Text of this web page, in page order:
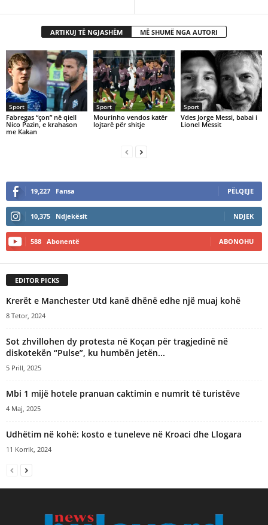
ARTIKUJ TË NGJASHËM MË SHUMË NGA AUTORI
Sport
Fabregas “çon” në qiell
Nico Pazin, e krahason
me Kakan
Sport
Mourinho vendos katër
lojtarë për shitje
Sport
​Vdes Jorge Messi, babai i
Lionel Messit
19,227 Fansa PËLQEJE
10,375 Ndjekësit NDJEK
588 Abonentë ABONOHU
EDITOR PICKS
Krerët e Manchester Utd kanë dhënë edhe një muaj kohë
8 Tetor, 2024
Sot zhvillohen dy protesta në Koçan për tragjedinë në
diskotekën “Pulse”, ku humbën jetën...
5 Prill, 2025
Mbi 1 mijë hotele pranuan caktimin e numrit të turistëve
4 Maj, 2025
Udhëtim në kohë: kosto e tuneleve në Kroaci dhe Llogara
11 Korrik, 2024